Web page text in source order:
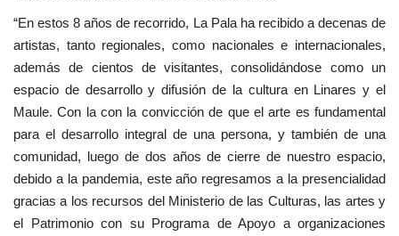
“En estos 8 años de recorrido, La Pala ha recibido a decenas de
artistas, tanto regionales, como nacionales e internacionales,
además de cientos de visitantes, consolidándose como un
espacio de desarrollo y difusión de la cultura en Linares y el
Maule. Con la con la convicción de que el arte es fundamental
para el desarrollo integral de una persona, y también de una
comunidad, luego de dos años de cierre de nuestro espacio,
debido a la pandemia, este año regresamos a la presencialidad
gracias a los recursos del Ministerio de las Culturas, las artes y
el Patrimonio con su Programa de Apoyo a organizaciones